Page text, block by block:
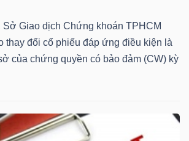
Sở Giao dịch Chứng khoán TPHCM
thay đổi cổ phiếu đáp ứng điều kiện là
của chứng quyền có bảo đảm (CW) kỳ
Chỉ số